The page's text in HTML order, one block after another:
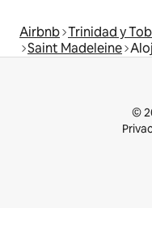
Airbnb Trinidad y
Saint Madeleine
©